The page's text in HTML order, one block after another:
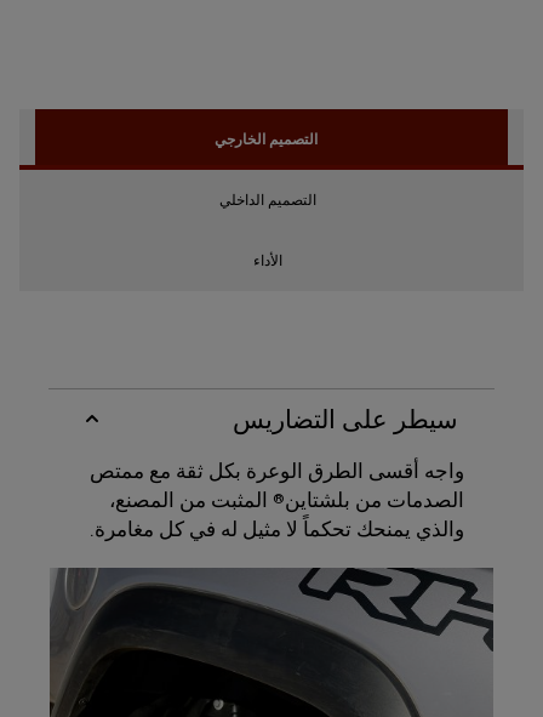
التصميم الخارجي
التصميم الداخلي
الأداء
سيطر على التضاريس
واجه أقسى الطرق الوعرة بكل ثقة مع ممتص
الصدمات من بلشتاين®
المثبت من المصنع،
والذي يمنحك تحكماً لا مثيل له في كل مغامرة.